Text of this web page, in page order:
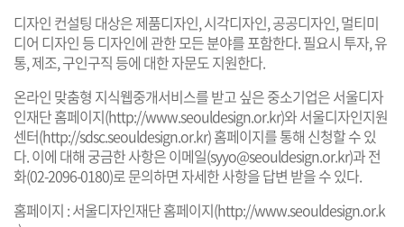
디자인 컨설팅 대상은 제품디자인, 시각디자인, 공공디자인, 멀티미
디어 디자인 등 디자인에 관한 모든 분야를 포함한다. 필요시 투자, 유
통, 제조, 구인구직 등에 대한 자문도 지원한다.
온라인 맞춤형 지식웹중개서비스를 받고 싶은 중소기업은 서울디자
인재단 홈페이지(http://www.seouldesign.or.kr)와 서울디자인지원
센터(http://sdsc.seouldesign.or.kr) 홈페이지를 통해 신청할 수 있
다. 이에 대해 궁금한 사항은 이메일(syyo@seouldesign.or.kr)과 전
화(02-2096-0180)로 문의하면 자세한 사항을 답변 받을 수 있다.
홈페이지 : 서울디자인재단 홈페이지(http://www.seouldesign.or.k